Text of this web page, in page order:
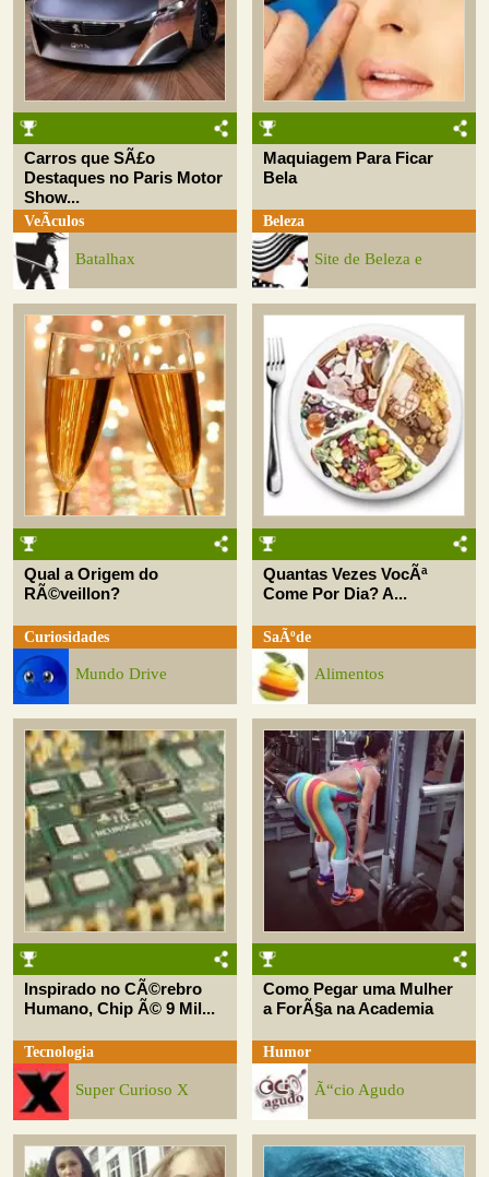
Carros que SÃ£o
Destaques no Paris Motor
Show...
VeÃ­culos
Batalhax
Maquiagem Para Ficar
Bela
Beleza
Site de Beleza e
Qual a Origem do
RÃ©veillon?
Curiosidades
Mundo Drive
Quantas Vezes VocÃª
Come Por Dia? A...
SaÃºde
Alimentos
Inspirado no CÃ©rebro
Humano, Chip Ã© 9 Mil...
Tecnologia
Super Curioso X
Como Pegar uma Mulher
a ForÃ§a na Academia
Humor
Ã“cio Agudo